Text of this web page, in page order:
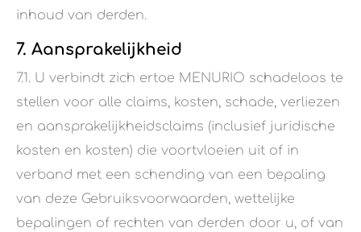
inhoud van derden.
7. Aansprakelijkheid
7.1. U verbindt zich ertoe MENURIO schadeloos te
stellen voor alle claims, kosten, schade, verliezen
en aansprakelijkheidsclaims (inclusief juridische
kosten en kosten) die voortvloeien uit of in
verband met een schending van een bepaling
van deze Gebruiksvoorwaarden, wettelijke
bepalingen of rechten van derden door u, of van